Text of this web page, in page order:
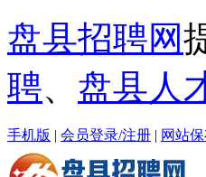
盘县招聘网
聘、 盘县人
手机版 | 会员登录/注册 | 网站